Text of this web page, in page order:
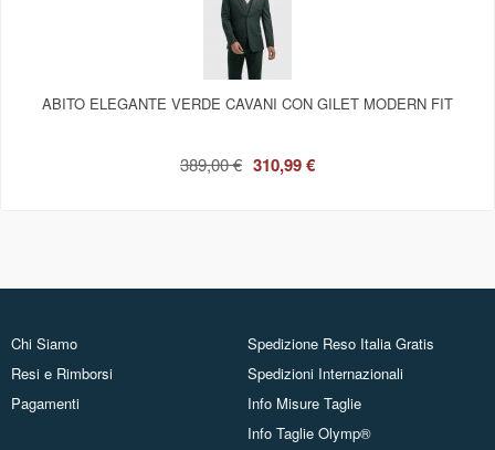
ABITO ELEGANTE VERDE CAVANI CON GILET MODERN FIT
389,00 € 310,99 €
Chi Siamo
Resi e Rimborsi
Pagamenti
Spedizione Reso Italia Gratis
Spedizioni Internazionali
Info Misure Taglie
Info Taglie Olymp®